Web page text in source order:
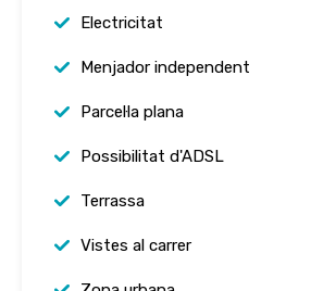
Electricitat
Menjador independent
Parcel·la plana
Possibilitat d'ADSL
Terrassa
Vistes al carrer